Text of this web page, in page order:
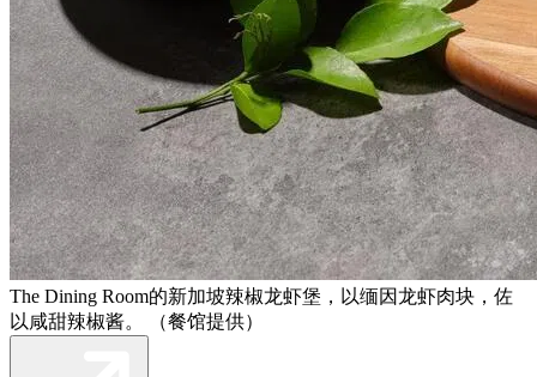
The Dining Room的新加坡辣椒龙虾堡，以缅因龙虾肉块，佐
以咸甜辣椒酱。 （餐馆提供）